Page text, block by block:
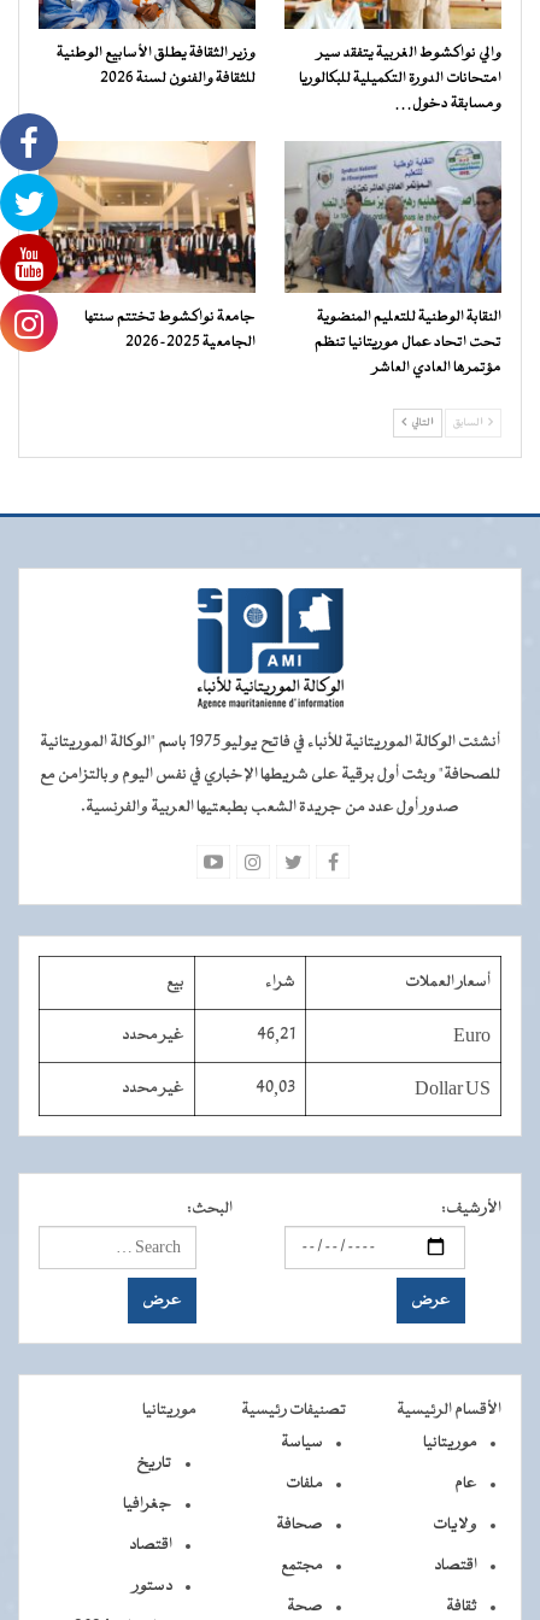
والي نواكشوط الغربية يتفقد سير
امتحانات الدورة التكميلية للبكالوريا
ومسابقة دخول…
وزير الثقافة يطلق الأسابيع الوطنية
للثقافة والفنون لسنة 2026
النقابة الوطنية للتعليم المنضوية
تحت اتحاد عمال موريتانيا تنظم
مؤتمرها العادي العاشر
جامعة نواكشوط تختتم سنتها
الجامعية 2025-2026
السابق التالي
أنشئت الوكالة الموريتانية للأنباء في فاتح يوليو 1975 باسم "الوكالة الموريتانية
للصحافة" وبثت أول برقية على شريطها الإخباري في نفس اليوم و بالتزامن مع
صدور أول عدد من جريدة الشعب بطبعتيها العربية والفرنسية.
أسعار العملات شراء بيع
Euro
46,21 غير محدد
Dollar US
40,03 غير محدد
الأرشيف: البحث:
الأقسام الرئيسية تصنيفات رئيسية
موريتانيا
موريتانيا
عام
ولايات
اقتصاد
ثقافة
سياسة
ملفات
صحافة
مجتمع
صحة
تاريخ
جغرافيا
اقتصاد
دستور